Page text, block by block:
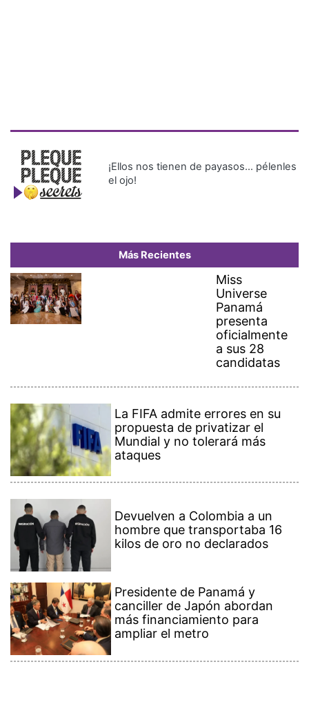
¡Ellos nos tienen de payasos… pélenles
el ojo!
Más Recientes
Miss
Universe
Panamá
presenta
oficialmente
a sus 28
candidatas
La FIFA admite errores en su
propuesta de privatizar el
Mundial y no tolerará más
ataques
Devuelven a Colombia a un
hombre que transportaba 16
kilos de oro no declarados
Presidente de Panamá y
canciller de Japón abordan
más financiamiento para
ampliar el metro